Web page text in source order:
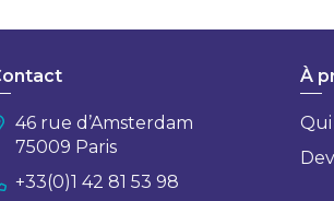
46 rue d’Amsterdam
75009 Paris
+33(0)1 42 81 53 98
À
Qui